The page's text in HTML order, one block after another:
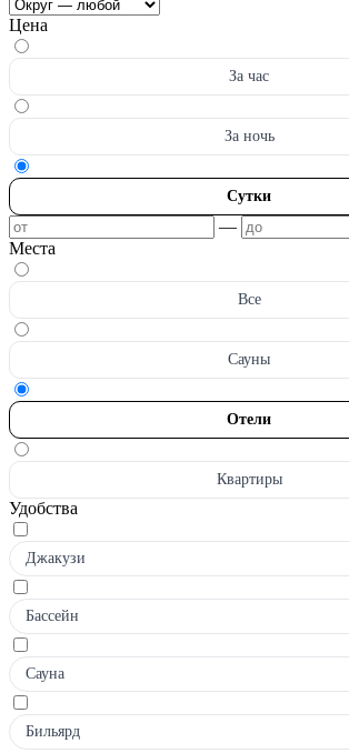
Цена
За час
За ночь
Сутки
—
Места
Все
Сауны
Отели
Квартиры
Удобства
Джакузи
Бассейн
Сауна
Бильярд